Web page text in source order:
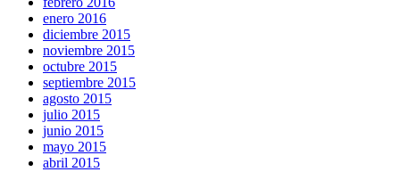
enero 2016
diciembre 2015
noviembre 2015
octubre 2015
septiembre 2015
agosto 2015
julio 2015
junio 2015
mayo 2015
abril 2015